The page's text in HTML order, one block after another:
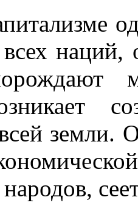
всех
земли.